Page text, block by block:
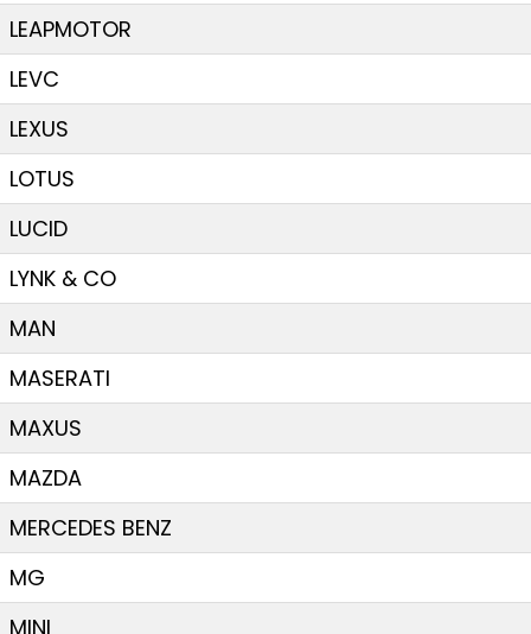
LEAPMOTOR
LEVC
LEXUS
LOTUS
LUCID
LYNK & CO
MAN
MASERATI
MAXUS
MAZDA
MERCEDES BENZ
MG
MINI